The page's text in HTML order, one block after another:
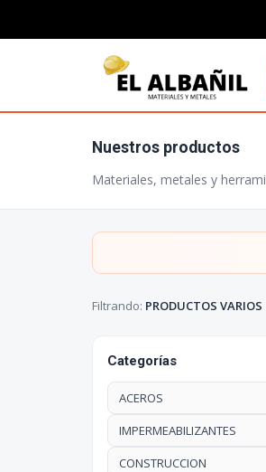
Nuestros productos
Materiales, metales y
Filtrando: PRODUCTOS VARIOS
Categorías
ACEROS
IMPERMEABILIZANTES
CONSTRUCCION